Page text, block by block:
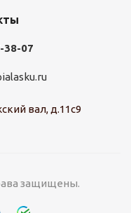
38-07
вал, д.11с9
защищены.